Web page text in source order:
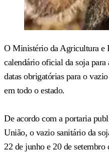
O Ministério da Agricultura e
calendário oficial da soja
datas obrigatórias para o
em todo o estado.
De acordo com a portaria
União, o vazio sanitário da
22 de junho e 20 de setembro